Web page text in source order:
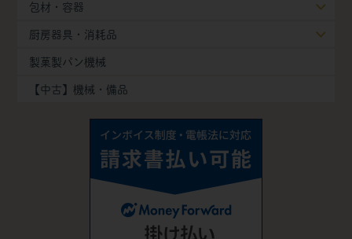
包材・容器
厨房器具・消耗品
製菓製パン機械
【中古】機械・備品